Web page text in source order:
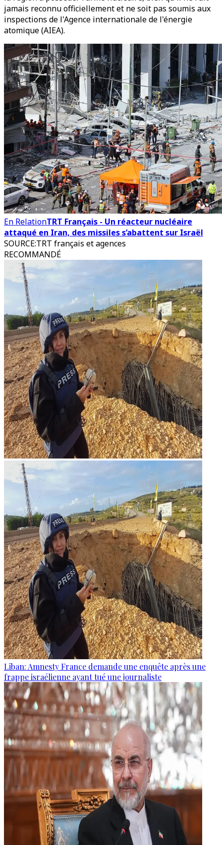
jamais reconnu officiellement et ne soit pas soumis aux
inspections de l'Agence internationale de l'énergie
atomique (AIEA).
En RelationTRT Français - Un réacteur nucléaire
attaqué en Iran, des missiles s’abattent sur Israël
SOURCE:TRT français et agences
RECOMMANDÉ
Liban: Amnesty France demande une enquête après une
frappe israélienne ayant tué une journaliste